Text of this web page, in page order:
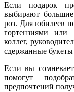
Если подарок
выбирают
роз. Для юбилеев
гортензиями или
коллег,
сдержанные
Если вы
помогут
предпочтений